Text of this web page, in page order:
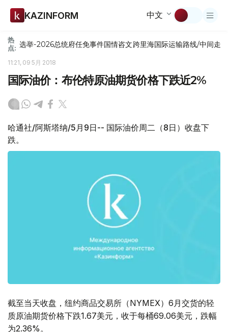
KAZINFORM 中文
热
点: 选举-2026总统府任免事件国情咨文跨里海国际运输路线/中间走廊
11:21, 09 5月 2018
国际油价：布伦特原油期货价格下跌近2%
哈通社/阿斯塔纳/5月9日-- 国际油价周二（8日）收盘下
跌。
截至当天收盘，纽约商品交易所（NYMEX）6月交货的轻
质原油期货价格下跌1.67美元，收于每桶69.06美元，跌幅
为2.36%。